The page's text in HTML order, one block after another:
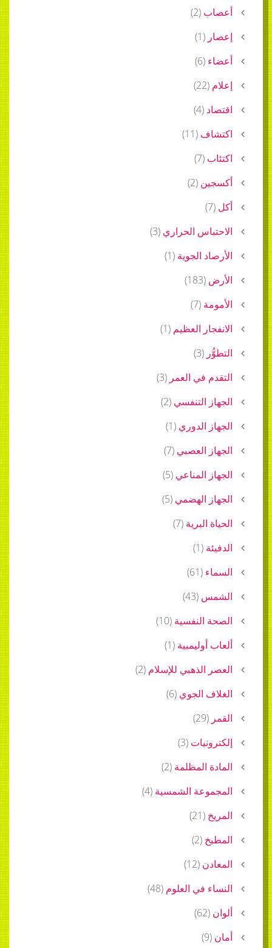
أعصاب (
2
)
إعصار (
1
)
أعضاء (
6
)
إعلام (
22
)
اقتصاد (
4
)
اكتشاف (
11
)
اكتئاب (
7
)
أكسجين (
2
)
أكل (
7
)
الاحتباس الحراري (
3
)
الأرصاد الجوية (
1
)
الأرض (
183
)
الأمومة (
7
)
الانفجار العظيم (
1
)
التطوُّر (
3
)
التقدم في العمر (
3
)
الجهاز التنفسي (
2
)
الجهاز الدوري (
1
)
الجهاز العصبي (
7
)
الجهاز المناعي (
5
)
الجهاز الهضمي (
5
)
الحياة البرية (
7
)
الدفيئة (
1
)
السماء (
61
)
الشمس (
43
)
الصحة النفسية (
10
)
ألعاب أوليمبية (
1
)
العصر الذهبي للإسلام (
2
)
الغلاف الجوي (
6
)
القمر (
29
)
إلكترونيات (
3
)
المادة المظلمة (
2
)
المجموعة الشمسية (
4
)
المريخ (
21
)
المطبخ (
2
)
المعادن (
12
)
النساء في العلوم (
48
)
ألوان (
62
)
أمان (
9
)